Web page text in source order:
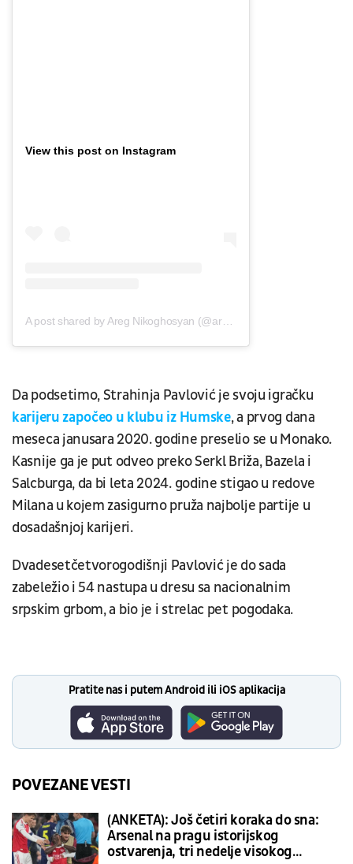
View this post on Instagram
Da podsetimo, Strahinja Pavlović je svoju igračku
karijeru započeo u klubu iz Humske, a prvog dana
meseca janusara 2020. godine preselio se u Monako.
Kasnije ga je put odveo preko Serkl Briža, Bazela i
Salcburga, da bi leta 2024. godine stigao u redove
Milana u kojem zasigurno pruža najbolje partije u
dosadašnjoj karijeri.
Dvadesetčetvorogodišnji Pavlović je do sada
zabeležio i 54 nastupa u dresu sa nacionalnim
srpskim grbom, a bio je i strelac pet pogodaka.
Pratite nas i putem Android ili iOS aplikacija
POVEZANE VESTI
(ANKETA): Još četiri koraka do sna:
Arsenal na pragu istorijskog
ostvarenja, tri nedelje visokog